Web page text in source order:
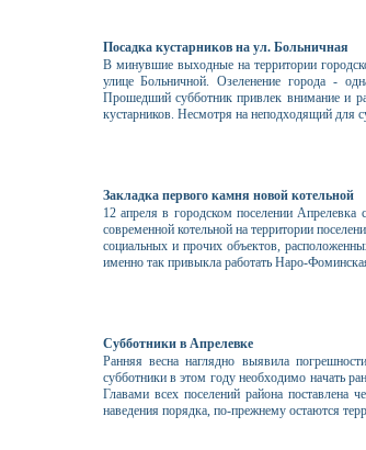
Посадка кустарников на ул. Больничная
В минувшие выходные на территории
улице Больничной. Озеленение города -
Прошедший субботник привлек внимание и
кустарников. Несмотря на неподходящий для
Закладка первого камня новой котельной
12 апреля в городском поселении Апрелевка
современной котельной на территории
социальных и прочих объектов,
именно так привыкла работать Наро-
Субботники в Апрелевке
Ранняя весна наглядно выявила
субботники в этом году необходимо начать
Главами всех поселений района
наведения порядка, по-прежнему остаются